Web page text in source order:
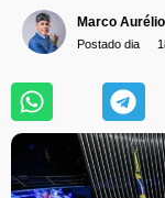
Marco Aurélio
Postado dia